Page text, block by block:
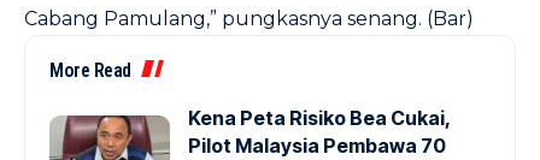
Cabang Pamulang,” pungkasnya senang. (Bar)
More Read
Kena Peta Risiko Bea Cukai,
Pilot Malaysia Pembawa 70